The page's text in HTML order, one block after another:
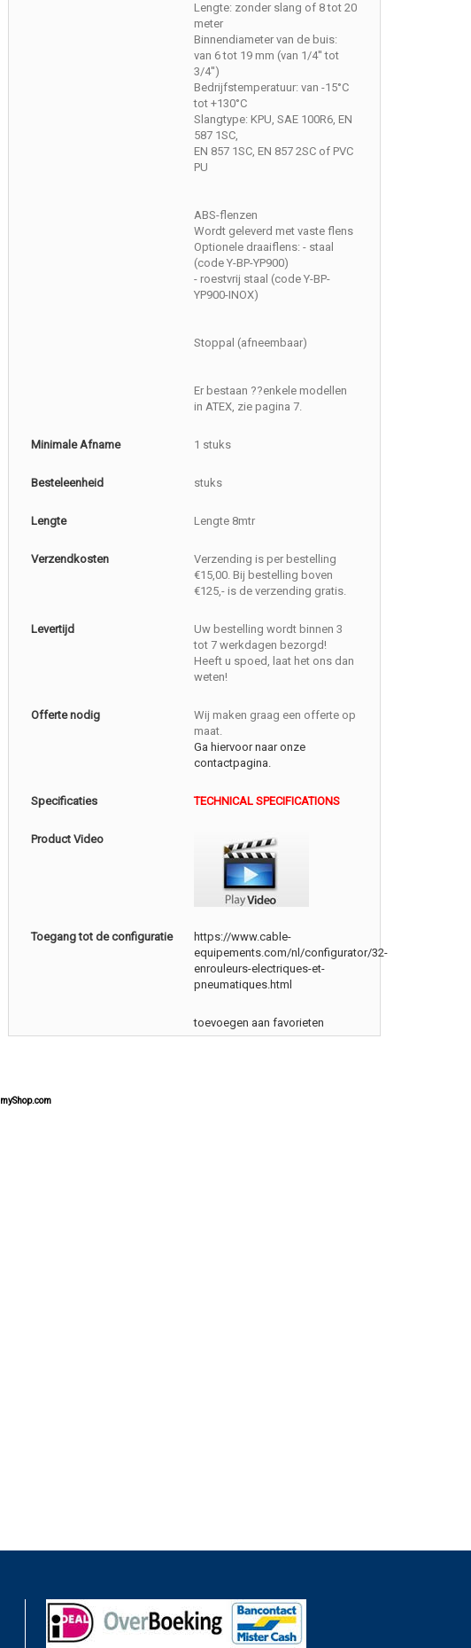
Lengte: zonder slang of 8 tot 20
meter
Binnendiameter van de buis:
van 6 tot 19 mm (van 1/4'' tot
3/4'')
Bedrijfstemperatuur: van -15°C
tot +130°C
Slangtype: KPU, SAE 100R6, EN
587 1SC,
EN 857 1SC, EN 857 2SC of PVC
PU
ABS-flenzen
Wordt geleverd met vaste flens
Optionele draaiflens: - staal
(code Y-BP-YP900)
- roestvrij staal (code Y-BP-
YP900-INOX)
Stoppal (afneembaar)
Er bestaan ??enkele modellen
in ATEX, zie pagina 7.
Minimale Afname 1 stuks
Besteleenheid stuks
Lengte Lengte 8mtr
Verzendkosten
Verzending is per bestelling
€15,00. Bij bestelling boven
€125,- is de verzending gratis.
Levertijd
Uw bestelling wordt binnen 3
tot 7 werkdagen bezorgd!
Heeft u spoed, laat het ons dan
weten!
Offerte nodig
Wij maken graag een offerte op
maat.
Ga hiervoor naar onze
contactpagina.
Specificaties TECHNICAL SPECIFICATIONS
Product Video
Toegang tot de configuratie
https://www.cable-
equipements.com/nl/configurator/32-
enrouleurs-electriques-et-
pneumatiques.html
toevoegen aan favorieten
myShop.com